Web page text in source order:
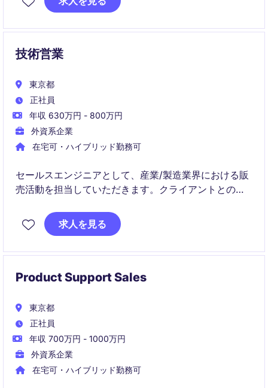
リーダーシップを発揮することが求められます。
技術営業
東京都
正社員
年収 630万円 - 800万円
外資系企業
在宅可・ハイブリッド勤務可
セールスエンジニアとして、産業/製造業界における販
売活動を担当していただきます。クライアントとの関
す。
求人を見る
Product Support Sales
東京都
正社員
年収 700万円 - 1000万円
外資系企業
在宅可・ハイブリッド勤務可